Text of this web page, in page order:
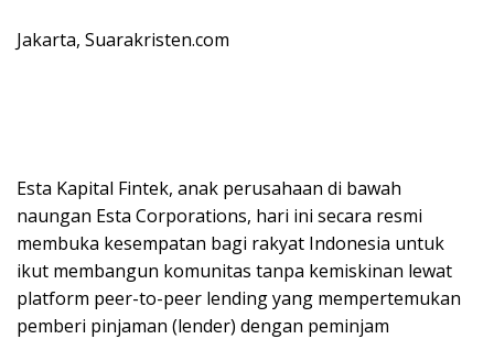
Jakarta, Suarakristen.com
Esta Kapital Fintek, anak perusahaan di bawah
naungan Esta Corporations, hari ini secara resmi
membuka kesempatan bagi rakyat Indonesia untuk
ikut membangun komunitas tanpa kemiskinan lewat
platform peer-to-peer lending yang mempertemukan
pemberi pinjaman (lender) dengan peminjam